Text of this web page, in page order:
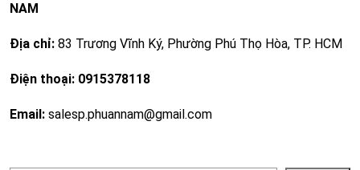
NAM
Địa chỉ: 83 Trương Vĩnh Ký, Phường Phú Thọ Hòa, TP. HCM
Điện thoại: 0915378118
Email: salesp.phuannam@gmail.com